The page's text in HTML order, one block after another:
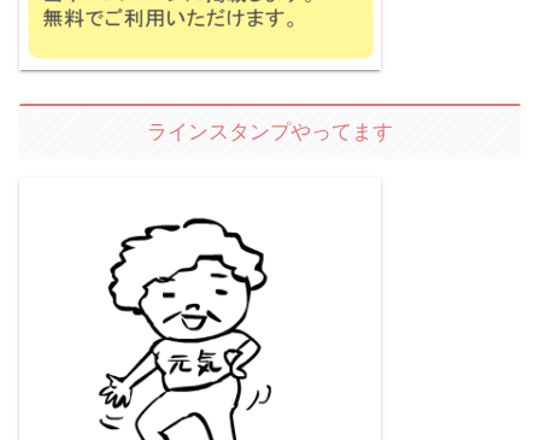
ラインスタンプやってます